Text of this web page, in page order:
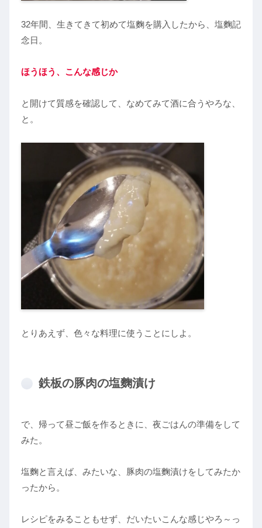
32年間、生きてきて初めて塩麴を購入したから、塩麴記
念日。
ほうほう、こんな感じか
と開けて質感を確認して、なめてみて酒に合うやろな、
と。
とりあえず、色々な料理に使うことにしよ。
鉄板の豚肉の塩麴漬け
で、帰って昼ご飯を作るときに、夜ごはんの準備をして
みた。
塩麴と言えば、みたいな、豚肉の塩麴漬けをしてみたか
ったから。
レシピをみることもせず、だいたいこんな感じやろ～っ